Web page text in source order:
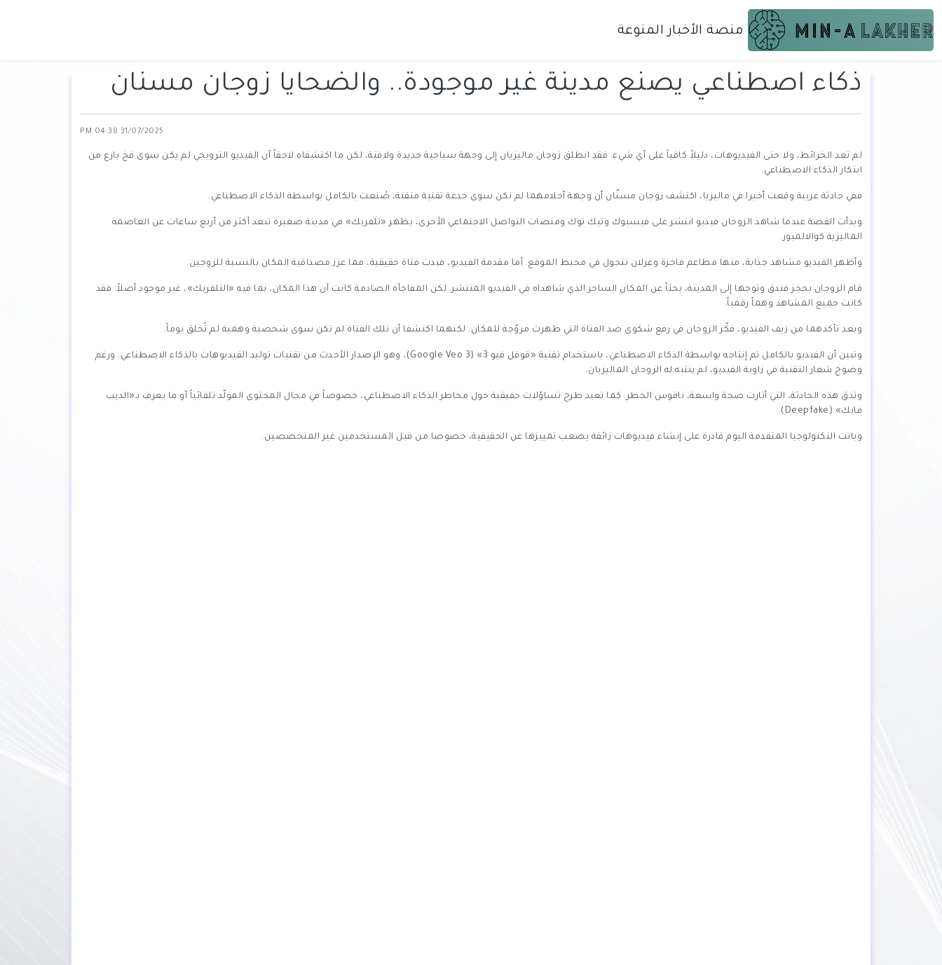
منصة الأخبار المنوعة
ذكاء اصطناعي يصنع مدينة غير موجودة.. والضحايا زوجان مسنّان
31/07/2025 04:38 PM
لم تعد الخرائط، ولا حتى الفيديوهات، دليلاً كافياً على أي شيء. فقد انطلق زوجان ماليزيان إلى وجهة سياحية جديدة ولافتة، لكن ما اكتشفاه لاحقاً أن الفيديو الترويجي لم يكن سوى فخ بارع من
ابتكار الذكاء الاصطناعي.
ففي حادثة غريبة وقعت أخيرا في ماليزيا، اكتشف زوجان مسنّان أن وجهة أحلامهما لم تكن سوى خدعة تقنية متقنة، صُنعت بالكامل بواسطة الذكاء الاصطناعي.
وبدأت القصة عندما شاهد الزوجان فيديو انتشر على فيسبوك وتيك توك ومنصات التواصل الاجتماعي الأخرى، يظهر «تلفريك» في مدينة صغيرة تبعد أكثر من أربع ساعات عن العاصمة
الماليزية كوالالمبور.
وأظهر الفيديو مشاهد جذابة، منها مطاعم فاخرة وغزلان تتجول في محيط الموقع. أما مقدمة الفيديو، فبدت فتاة حقيقية، مما عزز مصداقية المكان بالنسبة للزوجين.
قام الزوجان بحجز فندق وتوجها إلى المدينة، بحثاً عن المكان الساحر الذي شاهداه في الفيديو المنتشر. لكن المفاجأة الصادمة كانت أن هذا المكان، بما فيه «التلفريك»، غير موجود أصلاً. فقد
كانت جميع المشاهد وهماً رقمياً.
وبعد تأكدهما من زيف الفيديو، فكّر الزوجان في رفع شكوى ضد الفتاة التي ظهرت مروّجة للمكان. لكنهما اكتشفا أن تلك الفتاة لم تكن سوى شخصية وهمية لم تُخلق يوماً.
وتبين أن الفيديو بالكامل تم إنتاجه بواسطة الذكاء الاصطناعي، باستخدام تقنية «قوقل فيو 3» (Google Veo 3)، وهو الإصدار الأحدث من تقنيات توليد الفيديوهات بالذكاء الاصطناعي. ورغم
وضوح شعار التقنية في زاوية الفيديو، لم ينتبه له الزوجان الماليزيان.
وتدق هذه الحادثة، التي أثارت ضجة واسعة، ناقوس الخطر. كما تعيد طرح تساؤلات حقيقية حول مخاطر الذكاء الاصطناعي، خصوصاً في مجال المحتوى المولّد تلقائياً أو ما يعرف بـ«الديب
فايك» (Deepfake).
وباتت التكنولوجيا المتقدمة اليوم قادرة على إنشاء فيديوهات زائفة يصعب تمييزها عن الحقيقية، خصوصا من قبل المستخدمين غير المتخصصين.